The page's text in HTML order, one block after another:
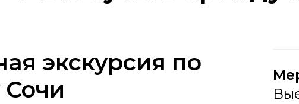
экскурсия по
Сочи